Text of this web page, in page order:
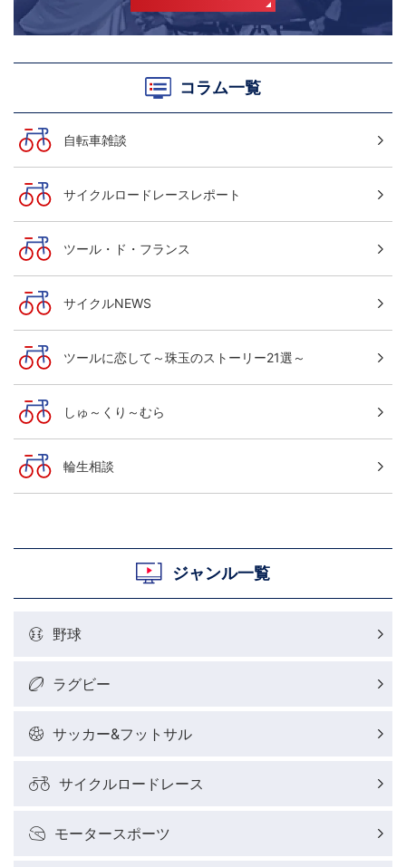
コラム一覧
自転車雑談
サイクルロードレースレポート
ツール・ド・フランス
サイクルNEWS
ツールに恋して～珠玉のストーリー21選～
しゅ～くり～むら
輪生相談
ジャンル一覧
野球
ラグビー
サッカー&フットサル
サイクルロードレース
モータースポーツ